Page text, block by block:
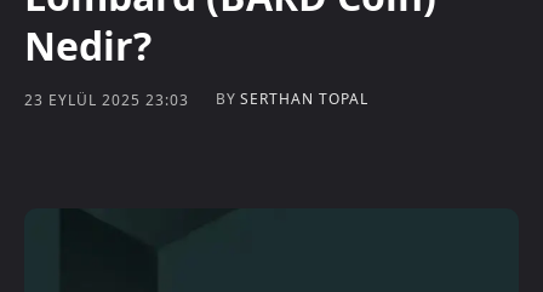
Nedir?
23 EYLÜL 2025 23:03 BY SERTHAN TOPAL